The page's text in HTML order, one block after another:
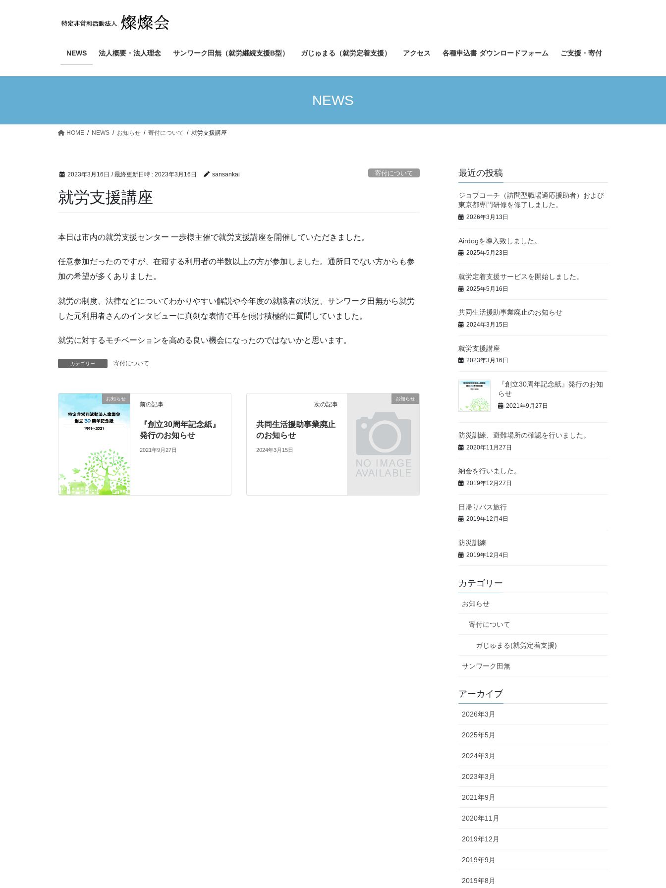
ス
ン
NEWS 法人概要・法人理念 サンワーク田無（就労継続支援B型） ガじゅまる（就労定着支援） アクセス 各種申込書 ダウンロードフォーム ご支援・寄付
NEWS
HOME NEWS お知らせ 寄付について 就労支援講座
2023年3月16日 / 最終更新日時 : 2023年3月16日 sansankai 寄付について
就労支援講座
本日は市内の就労支援センター 一歩様主催で就労支援講座を開催していただきました。
任意参加だったのですが、在籍する利用者の半数以上の方が参加しました。通所日でない方からも参
加の希望が多くありました。
就労の制度、法律などについてわかりやすい解説や今年度の就職者の状況、サンワーク田無から就労
した元利用者さんのインタビューに真剣な表情で耳を傾け積極的に質問していました。
就労に対するモチベーションを高める良い機会になったのではないかと思います。
カテゴリー 寄付について
お知らせ
前の記事
『創立30周年記念紙』
発行のお知らせ
2021年9月27日
お知らせ
次の記事
共同生活援助事業廃止
のお知らせ
2024年3月15日
最近の投稿
ジョブコーチ（訪問型職場適応援助者）および
東京都専門研修を修了しました。
2026年3月13日
Airdogを導入致しました。
2025年5月23日
就労定着支援サービスを開始しました。
2025年5月16日
共同生活援助事業廃止のお知らせ
2024年3月15日
就労支援講座
2023年3月16日
『創立30周年記念紙』発行のお知
らせ
2021年9月27日
防災訓練、避難場所の確認を行いました。
2020年11月27日
納会を行いました。
2019年12月27日
日帰りバス旅行
2019年12月4日
防災訓練
2019年12月4日
カテゴリー
お知らせ
寄付について
ガじゅまる(就労定着支援)
サンワーク田無
アーカイブ
2026年3月
2025年5月
2024年3月
2023年3月
2021年9月
2020年11月
2019年12月
2019年9月
2019年8月